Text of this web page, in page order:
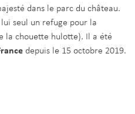
dans le parc du château.
seul un refuge pour la
la chouette hulotte). Il a été
depuis le 15 octobre 2019.